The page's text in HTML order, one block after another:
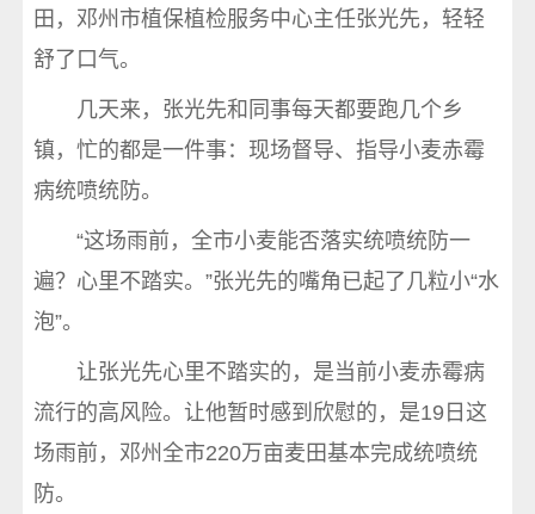
田，邓州市植保植检服务中心主任张光先，轻轻
舒了口气。
几天来，张光先和同事每天都要跑几个乡
镇，忙的都是一件事：现场督导、指导小麦赤霉
病统喷统防。
“这场雨前，全市小麦能否落实统喷统防一
遍？心里不踏实。”张光先的嘴角已起了几粒小“水
泡”。
让张光先心里不踏实的，是当前小麦赤霉病
流行的高风险。让他暂时感到欣慰的，是19日这
场雨前，邓州全市220万亩麦田基本完成统喷统
防。